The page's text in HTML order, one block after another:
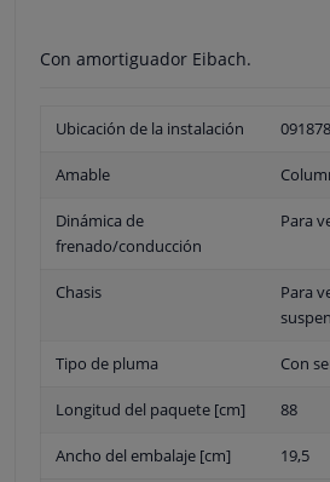
Con amortiguador Eibach.
Ubicación de la instalación
Amable
Dinámica de
frenado/conducción
Para
Chasis
Para
Tipo de pluma Con
Longitud del paquete [cm] 88
Ancho del embalaje [cm] 19,5